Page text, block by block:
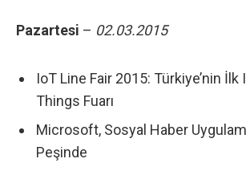
Pazartesi – 02.03.2015
IoT Line Fair 2015: Türkiye’nin
Things Fuarı
Microsoft, Sosyal Haber
Peşinde